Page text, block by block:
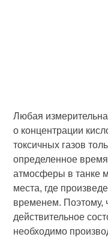
Любая
о концентрации
токсичных газов
определенное
атмосферы в танке
места, где
временем. Поэтому,
действительное
необходимо